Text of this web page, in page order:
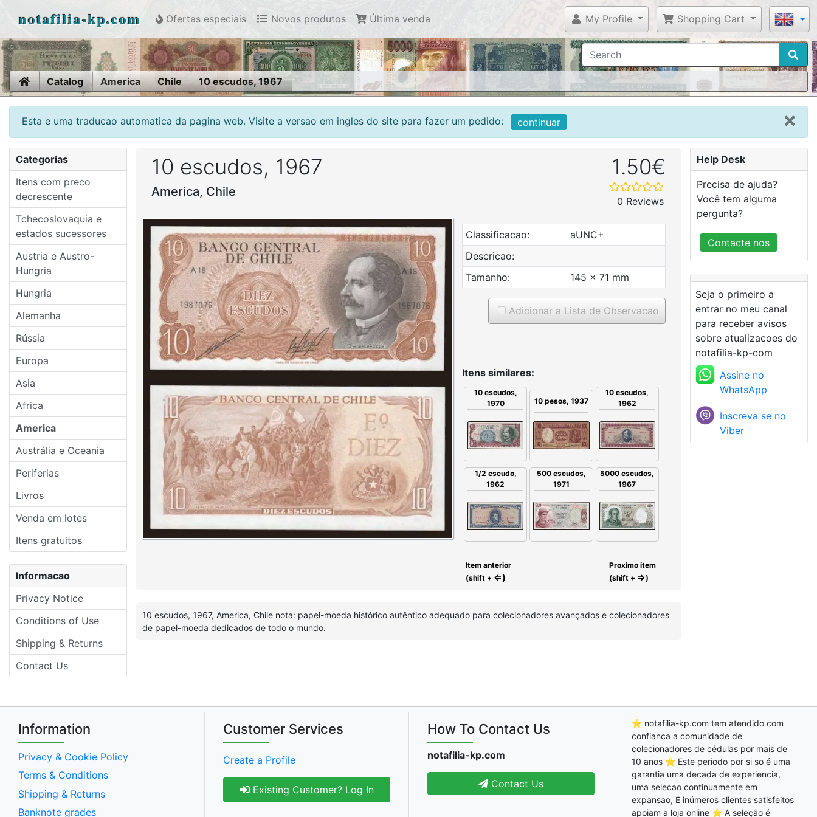
notafilia-kp.com Ofertas especiais Novos produtos Última venda My Profile Shopping Cart
HomeCatalog America Chile 10 escudos, 1967
Esta e uma traducao automatica da pagina web. Visite a versao em ingles do site para fazer um pedido: continuar
Categorias
Itens com preco
decrescente
Tchecoslovaquia e
estados sucessores
Austria e Austro-
Hungria
Hungria
Alemanha
Rússia
Europa
Asia
Africa
America
Austrália e Oceania
Periferias
Livros
Venda em lotes
Itens gratuitos
Informacao
Privacy Notice
Conditions of Use
Shipping & Returns
Contact Us
10 escudos, 1967
America, Chile
1.50€
0 Reviews
Classificacao:
aUNC+
Descricao:
Tamanho:
145 x 71 mm
Adicionar a Lista de Observacao
Itens similares:
10 escudos,
1970
10 pesos, 1937
10 escudos,
1962
1/2 escudo,
1962
500 escudos,
1971
5000 escudos,
1967
Item anterior
(shift + ⇐)
Proximo item
(shift + ⇒)
10 escudos, 1967, America, Chile nota: papel-moeda histórico autêntico adequado para colecionadores avançados e colecionadores
de papel-moeda dedicados de todo o mundo.
Help Desk
Precisa de ajuda?
Você tem alguma
pergunta?
Contacte nos
Seja o primeiro a
entrar no meu canal
para receber avisos
sobre atualizacoes do
notafilia-kp-com
Assine no
WhatsApp
Inscreva se no
Viber
Information
Privacy & Cookie Policy
Terms & Conditions
Shipping & Returns
Banknote grades
Customer Services
Create a Profile
Existing Customer? Log In
How To Contact Us
notafilia-kp.com
Contact Us
⭐ notafilia-kp.com tem atendido com
confianca a comunidade de
colecionadores de cédulas por mais de
10 anos ⭐ Este periodo por si so é uma
garantia uma decada de experiencia,
uma selecao continuamente em
expansao, E inúmeros clientes satisfeitos
apoiam a loja online ⭐ A seleção é